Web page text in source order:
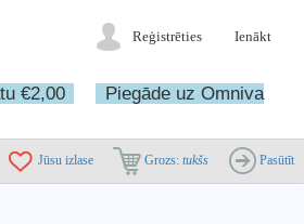
Reģistrēties Ienākt
€2,00
Piegāde uz Omniva
Jūsu izlase Grozs: tukšs Pasūtīt